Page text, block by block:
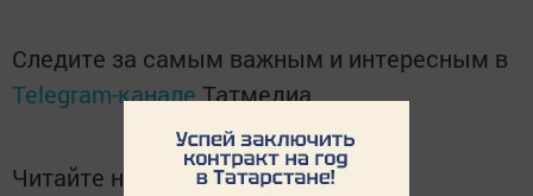
Следите за самым важным и интересным в
Telegram-каналеТатмедиа
Читайте новости Татарстана в